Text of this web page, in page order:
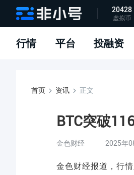
APP下载
指标说明
问题反馈
20428
虚拟币
行情 平台 投融资
首页 资讯 正文
BTC突破
金色财经 2025年
金色财经报道，行